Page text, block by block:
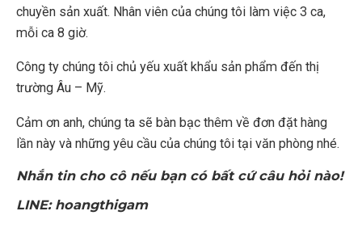
chuyền sản xuất. Nhân viên của chúng tôi làm việc 3 ca,
mỗi ca 8 giờ.
Công ty chúng tôi chủ yếu xuất khẩu sản phẩm đến thị
trường Âu – Mỹ.
Cảm ơn anh, chúng ta sẽ bàn bạc thêm về đơn đặt hàng
lần này và những yêu cầu của chúng tôi tại văn phòng nhé.
Nhắn tin cho cô nếu bạn có bất cứ câu hỏi nào!
LINE: hoangthigam